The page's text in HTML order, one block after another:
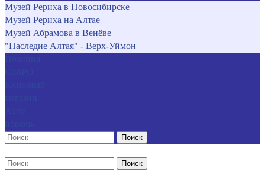
Музей Рериха в Новосибирске
Музей Рериха на Алтае
Музей Абрамова в Венёве
"Наследие Алтая" - Верх-Уймон
Поиск
Поиск